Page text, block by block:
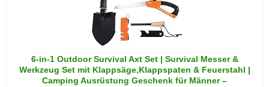
6-in-1 Outdoor Survival Axt Set | Survival Messer &
Werkzeug Set mit Klappsäge,Klappspaten & Feuerstahl |
Camping Ausrüstung Geschenk für Männer –